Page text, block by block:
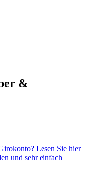
&
Lesen Sie hier
und sehr einfach